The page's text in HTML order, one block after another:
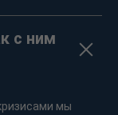
с ним
мы